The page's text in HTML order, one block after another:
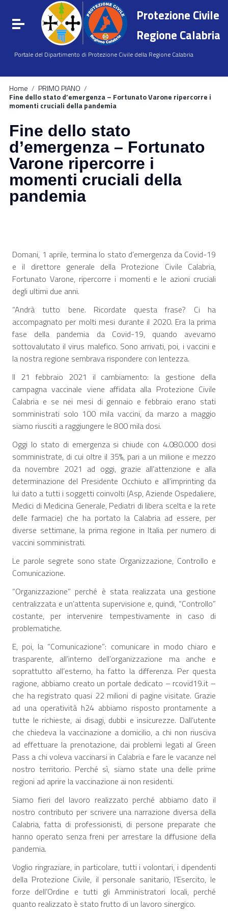
Vai ai contenuti
Vai al menu di navigazione
Vai al footer
Attiva / disattiva la navigazione
Protezione Civile
Regione Calabria
Portale del Dipartimento di Protezione Civile della Regione Calabria
Home / PRIMO PIANO /
Fine dello stato d’emergenza – Fortunato Varone ripercorre i
momenti cruciali della pandemia
Fine dello stato
d’emergenza – Fortunato
Varone ripercorre i
momenti cruciali della
pandemia
Domani, 1 aprile, termina lo stato d’emergenza da Covid-19
e il direttore generale della Protezione Civile Calabria,
Fortunato Varone, ripercorre i momenti e le azioni cruciali
degli ultimi due anni.
“Andrà tutto bene. Ricordate questa frase? Ci ha
accompagnato per molti mesi durante il 2020. Era la prima
fase della pandemia da Covid-19, quando avevamo
sottovalutato il virus malefico. Sono arrivati, poi, i vaccini e
la nostra regione sembrava rispondere con lentezza.
Il 21 febbraio 2021 il cambiamento: la gestione della
campagna vaccinale viene affidata alla Protezione Civile
Calabria e se nei mesi di gennaio e febbraio erano stati
somministrati solo 100 mila vaccini, da marzo a maggio
siamo riusciti a raggiungere le 800 mila dosi.
Oggi lo stato di emergenza si chiude con 4.080.000 dosi
somministrate, di cui oltre il 35%, pari a un milione e mezzo
da novembre 2021 ad oggi, grazie all’attenzione e alla
determinazione del Presidente Occhiuto e all’imprinting da
lui dato a tutti i soggetti coinvolti (Asp, Aziende Ospedaliere,
Medici di Medicina Generale, Pediatri di libera scelta e la rete
delle farmacie) che ha portato la Calabria ad essere, per
diverse settimane, la prima regione in Italia per numero di
vaccini somministrati.
Le parole segrete sono state Organizzazione, Controllo e
Comunicazione.
“Organizzazione” perché è stata realizzata una gestione
centralizzata e un’attenta supervisione e, quindi, “Controllo”
costante, per intervenire tempestivamente in caso di
problematiche.
E, poi, la “Comunicazione”: comunicare in modo chiaro e
trasparente, all’interno dell’organizzazione ma anche e
soprattutto all’esterno, ha fatto la differenza. Per questa
ragione, abbiamo creato un portale dedicato – rcovid19.it –
che ha registrato quasi 22 milioni di pagine visitate. Grazie
ad una operatività h24 abbiamo risposto prontamente a
tutte le richieste, ai disagi, dubbi e insicurezze. Dall’utente
che chiedeva la vaccinazione a domicilio, a chi non riusciva
ad effettuare la prenotazione, dai problemi legati al Green
Pass a chi voleva vaccinarsi in Calabria e fare le vacanze nel
nostro territorio. Perché sì, siamo state una delle prime
regioni ad aprire la vaccinazione ai non residenti.
Siamo fieri del lavoro realizzato perché abbiamo dato il
nostro contributo per scrivere una narrazione diversa della
Calabria, fatta di professionisti, di persone preparate che
hanno operato senza freni per arrestare la diffusione della
pandemia.
Voglio ringraziare, in particolare, tutti i volontari, i dipendenti
della Protezione Civile, il personale sanitario, l’Esercito, le
forze dell’Ordine e tutti gli Amministratori locali, perché
quanto realizzato è stato frutto di un lavoro sinergico.